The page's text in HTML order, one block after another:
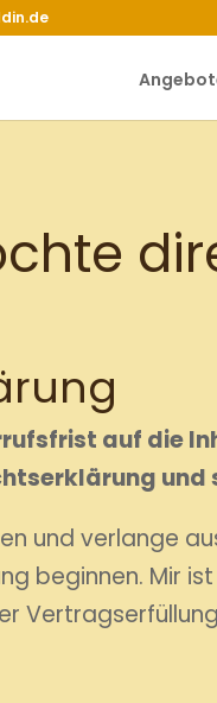
auf die
und
und verlange
beginnen. Mir